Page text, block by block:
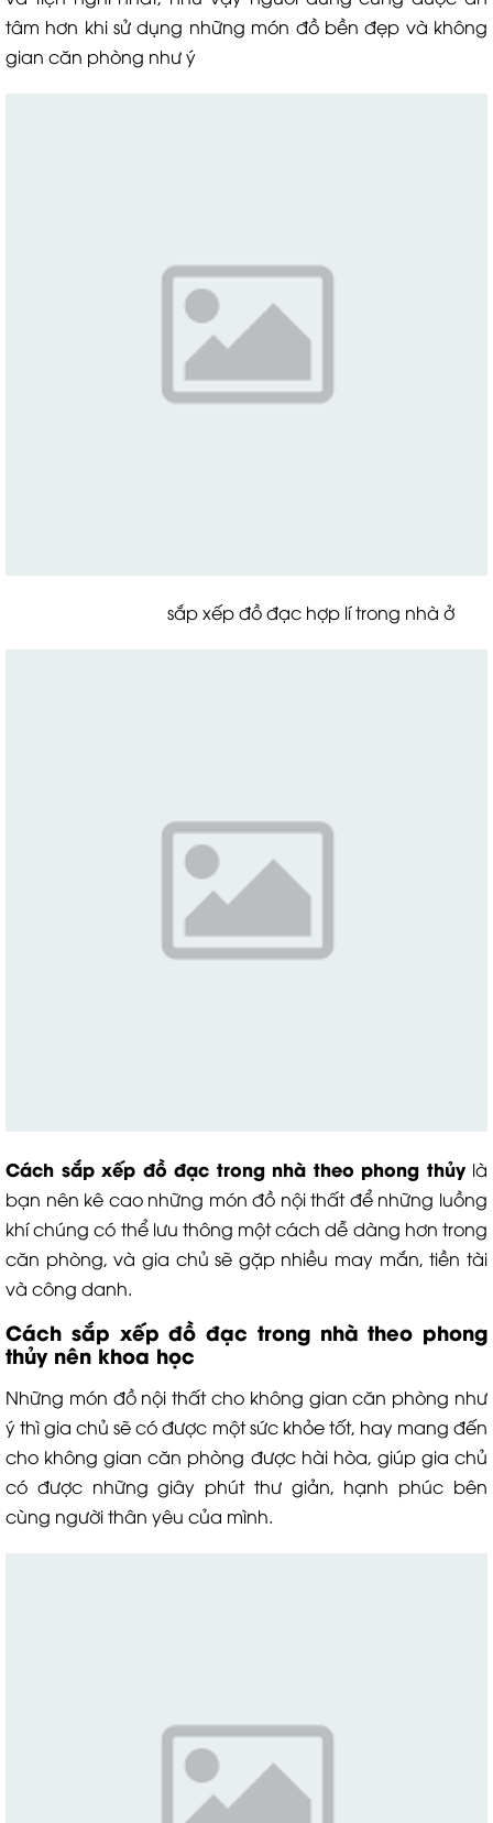
tâm hơn khi sử dụng những món đồ bền đẹp và không
gian căn phòng như ý
sắp xếp đồ đạc hợp lí trong nhà ở
Cách sắp xếp đồ đạc trong nhà theo phong thủy là
bạn nên kê cao những món đồ nội thất để những luồng
khí chúng có thể lưu thông một cách dễ dàng hơn trong
căn phòng, và gia chủ sẽ gặp nhiều may mắn, tiền tài
và công danh.
Cách sắp xếp đồ đạc trong nhà theo phong
thủy nên khoa học
Những món đồ nội thất cho không gian căn phòng như
ý thì gia chủ sẽ có được một sức khỏe tốt, hay mang đến
cho không gian căn phòng được hài hòa, giúp gia chủ
có được những giây phút thư giản, hạnh phúc bên
cùng người thân yêu của mình.